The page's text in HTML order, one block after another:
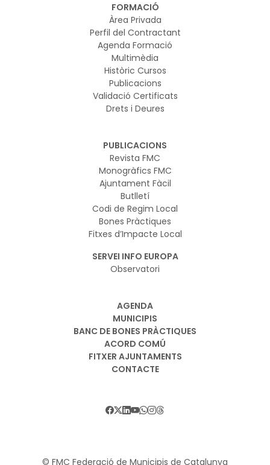
FORMACIÓ
Àrea Privada
Perfil del Contractant
Agenda Formació
Multimèdia
Històric Cursos
Publicacions
Validació Certificats
Drets i Deures
PUBLICACIONS
Revista FMC
Monogràfics FMC
Ajuntament Fàcil
Butlletí
Codi de Regim Local
Bones Pràctiques
Fitxes d’Impacte Local
SERVEI INFO EUROPA
Observatori
AGENDA
MUNICIPIS
BANC DE BONES PRÀCTIQUES
ACORD COMÚ
FITXER AJUNTAMENTS
CONTACTE
© FMC Federació de Municipis de Catalunya